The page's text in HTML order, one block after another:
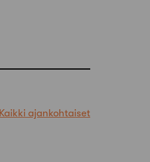
Kaikki ajankohtaiset